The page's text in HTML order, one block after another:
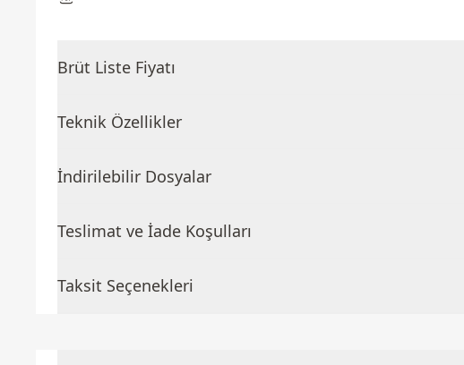
Brüt Liste Fiyatı
Teknik Özellikler
İndirilebilir Dosyalar
Teslimat ve İade Koşulları
Taksit Seçenekleri